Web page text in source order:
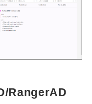
RangerAD